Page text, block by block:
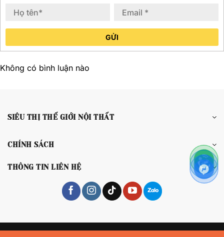
GỬI
Không có bình luận nào
SIÊU THỊ THẾ GIỚI NỘI THẤT
CHÍNH SÁCH
THÔNG TIN LIÊN HỆ